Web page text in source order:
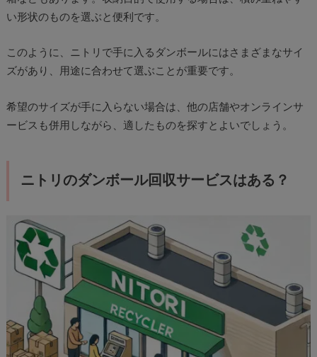
い形状のものを選ぶと便利です。
このように、ニトリで手に入るダンボールにはさまざまなサイ
ズがあり、用途に合わせて選ぶことが重要です。
希望のサイズが手に入らない場合は、他の店舗やオンラインサ
ービスも併用しながら、適したものを探すとよいでしょう。
ニトリのダンボール回収サービスはある？